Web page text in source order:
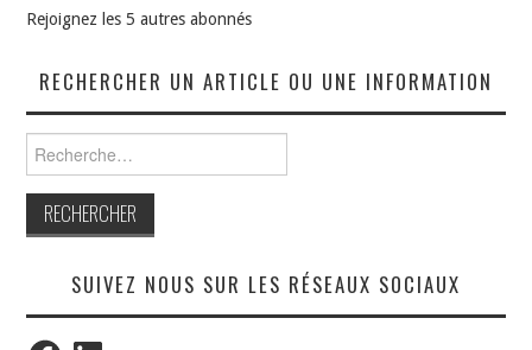
Rejoignez les 5 autres abonnés
RECHERCHER UN ARTICLE OU UNE INFORMATION
SUIVEZ NOUS SUR LES RÉSEAUX SOCIAUX
FacebookLinkedIn